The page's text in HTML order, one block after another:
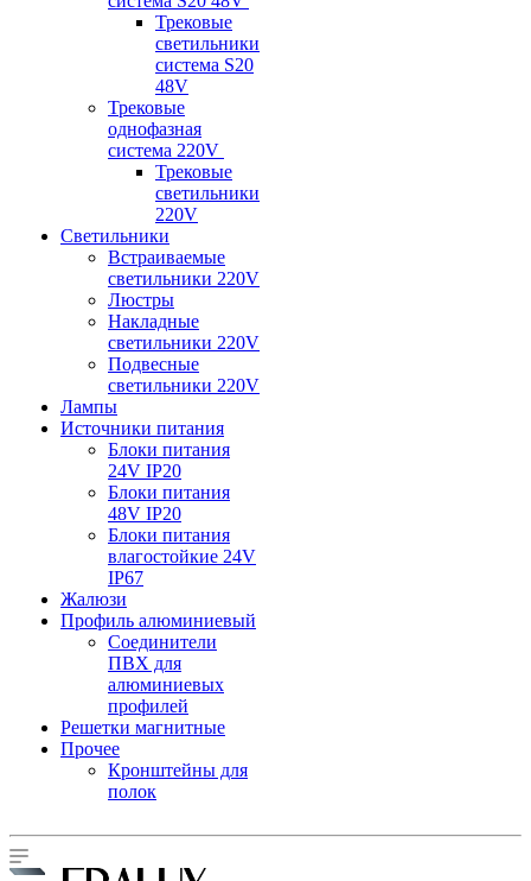
Трековые
светильники
система S20
48V
Трековые
однофазная
система 220V
Трековые
светильники
220V
Светильники
Встраиваемые
светильники 220V
Люстры
Накладные
светильники 220V
Подвесные
светильники 220V
Лампы
Источники питания
Блоки питания
24V IP20
Блоки питания
48V IP20
Блоки питания
влагостойкие 24V
IP67
Жалюзи
Профиль алюминиевый
Соединители
ПВХ для
алюминиевых
профилей
Решетки магнитные
Прочее
Кронштейны для
полок